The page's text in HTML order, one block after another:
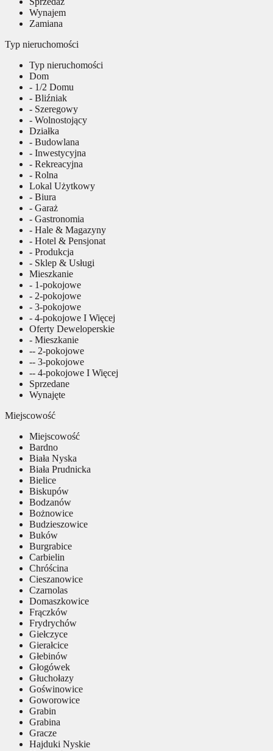
Wynajem
Zamiana
Typ nieruchomości
Typ nieruchomości
Dom
- 1/2 Domu
- Bliźniak
- Szeregowy
- Wolnostojący
Działka
- Budowlana
- Inwestycyjna
- Rekreacyjna
- Rolna
Lokal Użytkowy
- Biura
- Garaż
- Gastronomia
- Hale & Magazyny
- Hotel & Pensjonat
- Produkcja
- Sklep & Usługi
Mieszkanie
- 1-pokojowe
- 2-pokojowe
- 3-pokojowe
- 4-pokojowe I Więcej
Oferty Deweloperskie
- Mieszkanie
-- 2-pokojowe
-- 3-pokojowe
-- 4-pokojowe I Więcej
Sprzedane
Wynajęte
Miejscowość
Miejscowość
Bardno
Biała Nyska
Biała Prudnicka
Bielice
Biskupów
Bodzanów
Bożnowice
Budzieszowice
Buków
Burgrabice
Carbielin
Chróścina
Cieszanowice
Czarnolas
Domaszkowice
Frączków
Frydrychów
Giełczyce
Gierałcice
Głebinów
Głogówek
Głuchołazy
Goświnowice
Goworowice
Grabin
Grabina
Gracze
Hajduki Nyskie